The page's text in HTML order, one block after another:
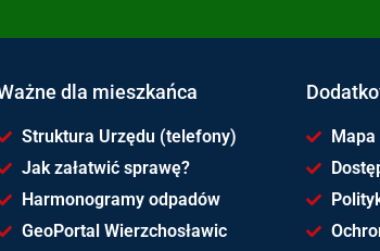
dla mieszkańca
Struktura Urzędu (telefony)
Jak załatwić sprawę?
Harmonogramy odpadów
GeoPortal Wierzchosławic